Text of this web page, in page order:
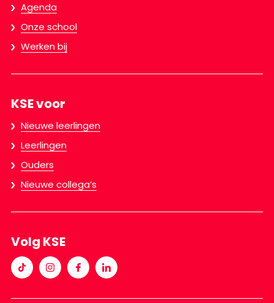
Agenda
Onze school
Werken bij
KSE voor
Nieuwe leerlingen
Leerlingen
Ouders
Nieuwe collega’s
Volg KSE